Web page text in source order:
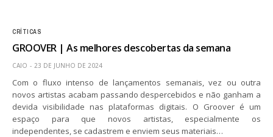
CRÍTICAS
GROOVER | As melhores descobertas da semana
CAIO 23 DE JUNHO DE 2024
Com o fluxo intenso de lançamentos semanais, vez ou outra
novos artistas acabam passando despercebidos e não ganham a
devida visibilidade nas plataformas digitais. O Groover é um
espaço para que novos artistas, especialmente os
independentes, se cadastrem e enviem seus materiais…